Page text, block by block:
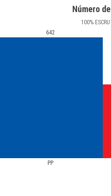
Número
100%
PP
642